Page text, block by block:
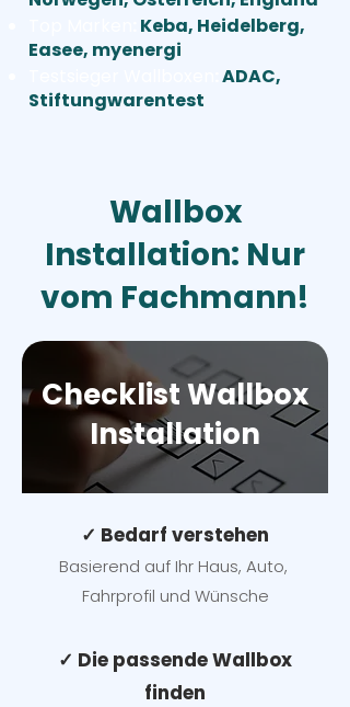
Keba, Heidelberg,
Easee, myenergi
ADAC,
Stiftungwarentest
Wallbox
Installation: Nur
vom Fachmann!
Checklist Wallbox
Installation
✓ Bedarf verstehen
Basierend auf Ihr Haus, Auto,
Fahrprofil und Wünsche
✓ Die passende Wallbox
finden